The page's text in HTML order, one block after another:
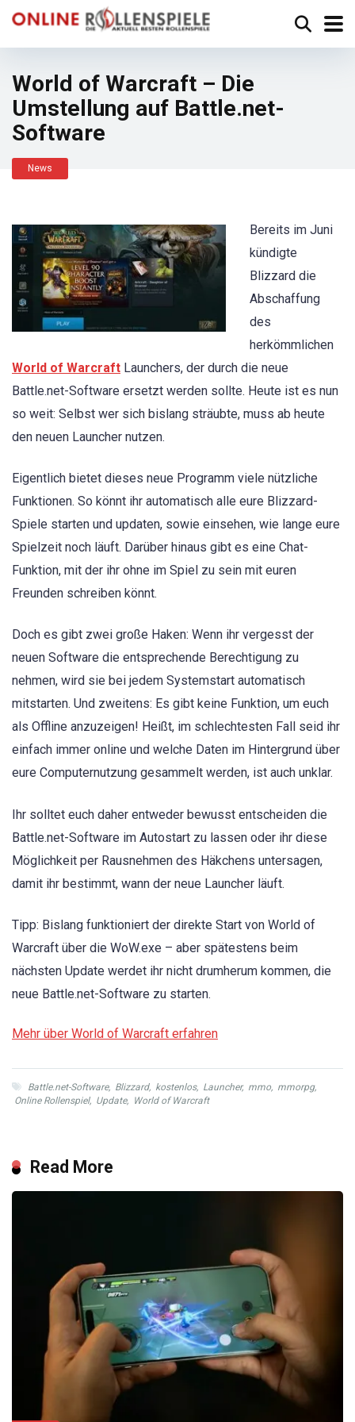
World of Warcraft – Die
Umstellung auf Battle.net-
Software
News
Bereits im Juni
kündigte
Blizzard die
Abschaffung
des
herkömmlichen
World of Warcraft Launchers, der durch die neue
Battle.net-Software ersetzt werden sollte. Heute ist es nun
so weit: Selbst wer sich bislang sträubte, muss ab heute
den neuen Launcher nutzen.
Eigentlich bietet dieses neue Programm viele nützliche
Funktionen. So könnt ihr automatisch alle eure Blizzard-
Spiele starten und updaten, sowie einsehen, wie lange eure
Spielzeit noch läuft. Darüber hinaus gibt es eine Chat-
Funktion, mit der ihr ohne im Spiel zu sein mit euren
Freunden schreiben könnt.
Doch es gibt zwei große Haken: Wenn ihr vergesst der
neuen Software die entsprechende Berechtigung zu
nehmen, wird sie bei jedem Systemstart automatisch
mitstarten. Und zweitens: Es gibt keine Funktion, um euch
als Offline anzuzeigen! Heißt, im schlechtesten Fall seid ihr
einfach immer online und welche Daten im Hintergrund über
eure Computernutzung gesammelt werden, ist auch unklar.
Ihr solltet euch daher entweder bewusst entscheiden die
Battle.net-Software im Autostart zu lassen oder ihr diese
Möglichkeit per Rausnehmen des Häkchens untersagen,
damit ihr bestimmt, wann der neue Launcher läuft.
Tipp: Bislang funktioniert der direkte Start von World of
Warcraft über die WoW.exe – aber spätestens beim
nächsten Update werdet ihr nicht drumherum kommen, die
neue Battle.net-Software zu starten.
Mehr über World of Warcraft erfahren
Battle.net-Software, Blizzard, kostenlos, Launcher, mmo, mmorpg,
Online Rollenspiel, Update, World of Warcraft
Read More